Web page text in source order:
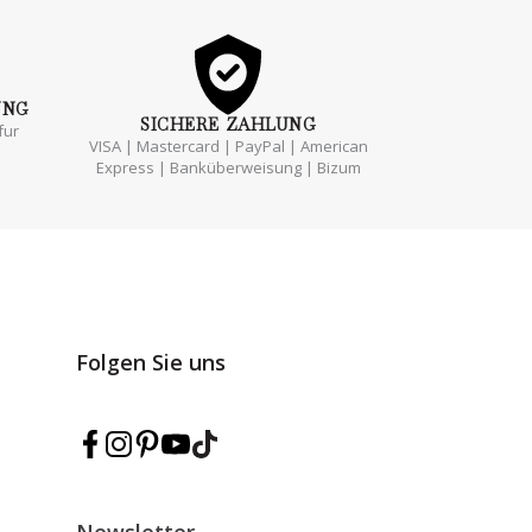
SICHERE ZAHLUNG
VISA | Mastercard | PayPal | American
Express | Banküberweisung | Bizum
Folgen Sie uns
Marmarina auf Facebook folgen
Marmarina auf Instagram folgen
Marmarina auf Pinterest folgen
Marmarina auf YouTube folgen
Marmarina auf TikTok folgen